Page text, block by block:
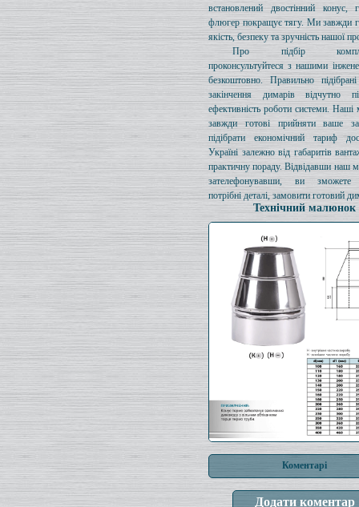
встановлений двостінний конус,
флюгер покращує тягу. Ми завжди
якість, безпеку та зручність нашої
Про підбір
проконсультуйтеся з нашими
безкоштовно. Правильно
закінчення димарів відчутно
ефективність роботи системи. Наші
завжди готові прийняти ваше
підібрати економічний тариф
Україні залежно від габаритів
практичну пораду. Відвідавши наш
зателефонувавши, ви зможете
потрібні деталі, замовити готовий
Технічний малюнок
Коментарі